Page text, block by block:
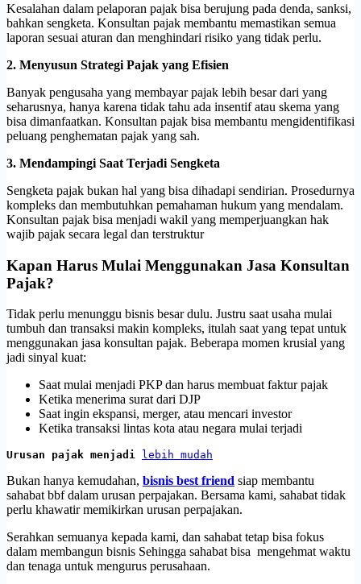
Kesalahan dalam pelaporan pajak bisa berujung pada denda, sanksi,
bahkan sengketa. Konsultan pajak membantu memastikan semua
laporan sesuai aturan dan menghindari risiko yang tidak perlu.
2. Menyusun Strategi Pajak yang Efisien
Banyak pengusaha yang membayar pajak lebih besar dari yang
seharusnya, hanya karena tidak tahu ada insentif atau skema yang
bisa dimanfaatkan. Konsultan pajak bisa membantu mengidentifikasi
peluang penghematan pajak yang sah.
3. Mendampingi Saat Terjadi Sengketa
Sengketa pajak bukan hal yang bisa dihadapi sendirian. Prosedurnya
kompleks dan membutuhkan pemahaman hukum yang mendalam.
Konsultan pajak bisa menjadi wakil yang memperjuangkan hak
wajib pajak secara legal dan terstruktur
Kapan Harus Mulai Menggunakan Jasa Konsultan
Pajak?
Tidak perlu menunggu bisnis besar dulu. Justru saat usaha mulai
tumbuh dan transaksi makin kompleks, itulah saat yang tepat untuk
menggunakan jasa konsultan pajak. Beberapa momen krusial yang
jadi sinyal kuat:
Saat mulai menjadi PKP dan harus membuat faktur pajak
Ketika menerima surat dari DJP
Saat ingin ekspansi, merger, atau mencari investor
Ketika transaksi lintas kota atau negara mulai terjadi
Urusan pajak menjadi lebih mudah
Bukan hanya kemudahan, bisnis best friend siap membantu
sahabat bbf dalam urusan perpajakan. Bersama kami, sahabat tidak
perlu khawatir memikirkan urusan perpajakan.
Serahkan semuanya kepada kami, dan sahabat tetap bisa fokus
dalam membangun bisnis Sehingga sahabat bisa mengehmat waktu
dan tenaga untuk mengurus perusahaan.